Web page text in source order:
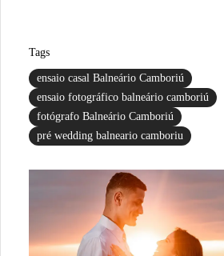
Tags
ensaio casal Balneário Camboriú
ensaio fotográfico balneário camboriú
fotógrafo Balneário Camboriú
pré wedding balneario camboriu